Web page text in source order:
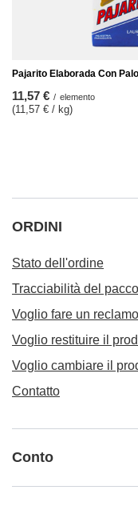
Pajarito Elaborada Con
11,57 € / elemento
(11,57 € / kg)
ORDINI
Stato dell'ordine
Tracciabilità del pacco
Voglio fare un
Voglio restituire il
Voglio cambiare il
Contatto
Conto